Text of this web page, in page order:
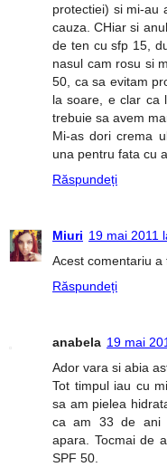
protectiei) si mi-au
cauza. CHiar si
de ten cu sfp 15,
nasul cam rosu si
50, ca sa evitam
la soare, e clar ca
trebuie sa avem
Mi-as dori crema
una pentru fata cu
Răspundeți
Miuri 19 mai 2011
Acest comentariu a
Răspundeți
anabela 19 mai
Ador vara si abia
Tot timpul iau cu
sa am pielea
ca am 33 de ani
apara. Tocmai de
SPF 50.